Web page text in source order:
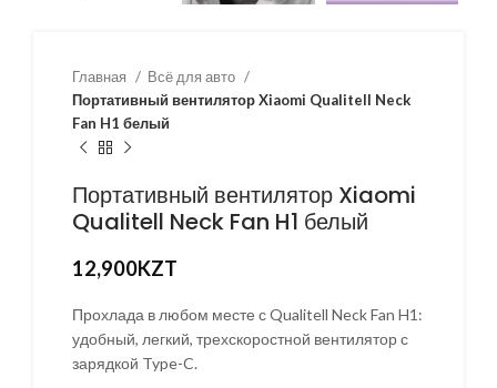
Главная
Всё для авто
Портативный вентилятор Xiaomi Qualitell Neck
Fan H1 белый
Портативный вентилятор Xiaomi
Qualitell Neck Fan H1 белый
12,900KZT
Прохлада в любом месте с Qualitell Neck Fan H1:
удобный, легкий, трехскоростной вентилятор с
зарядкой Type-C.